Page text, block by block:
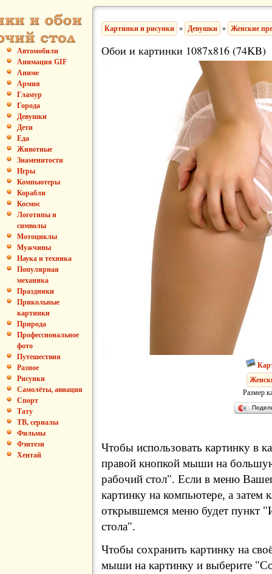
Автомобили
Анимация GIF
Аниме
Армия
Гламур
Города
Девушки
Дети
Еда
Животные
Знаменитости
Игры
Компьютеры
Корабли
Космос
Логотипы и
символы
Мотоциклы
Мужчины
Наука и техника
Популярная
механика
Праздники
Прикольные
картинки
Природа
Профессиональное
фото
Путешествия
Разное
Рисунки
Самолёты, авиация
Спорт
Тату
ТВ, сериалы
Фильмы
Фэнтези
Хентай
Картинки и рисунки » Девушки » Женские
Обои и картинки 1087x816 (74KB)
Размер
Чтобы использовать картинку в
правой кнопкой мыши на
рабочий стол". Если в меню
картинку на компьютере, а затем
открывшемся меню будет пункт
стола".
Чтобы сохранить картинку на
мыши на картинку и выберите